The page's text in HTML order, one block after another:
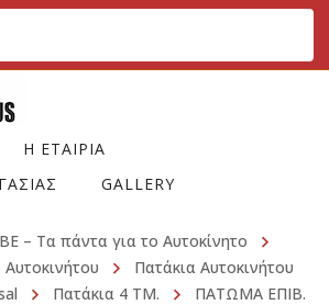
Η ΕΤΑΙΡΙΑ
GALLERY
– Τα πάντα για το Αυτοκίνητο
Πατάκια Αυτοκινήτου
Πατάκια 4 TM.
ΠΑΤΩΜΑ ΕΠΙΒ.